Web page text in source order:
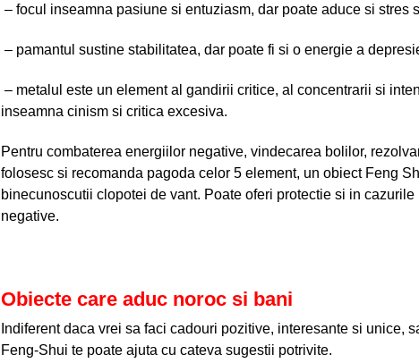
– focul inseamna pasiune si entuziasm, dar poate aduce si stres
– pamantul sustine stabilitatea, dar poate fi si o energie a
– metalul este un element al gandirii critice, al concentrarii si
inseamna cinism si critica excesiva.
Pentru combaterea energiilor negative, vindecarea bolilor,
folosesc si recomanda pagoda celor 5 element, un obiect Feng
binecunoscutii clopotei de vant. Poate oferi protectie si in
negative.
Obiecte care aduc noroc si bani
Indiferent daca vrei sa faci cadouri pozitive, interesante si unice,
Feng-Shui te poate ajuta cu cateva sugestii potrivite.